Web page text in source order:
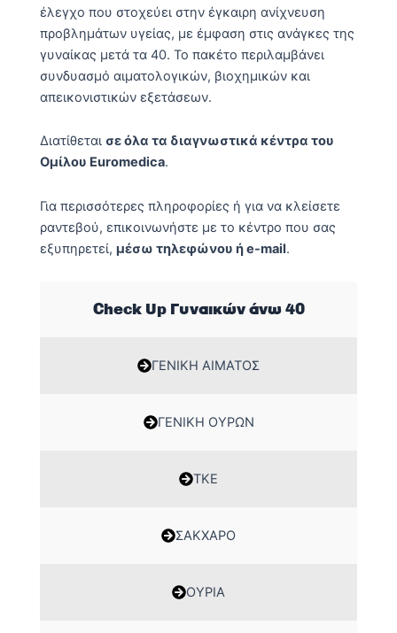
έλεγχο που στοχεύει στην έγκαιρη ανίχνευση
προβλημάτων υγείας, με έμφαση στις ανάγκες της
γυναίκας μετά τα 40. Το πακέτο περιλαμβάνει
συνδυασμό αιματολογικών, βιοχημικών και
απεικονιστικών εξετάσεων.
Διατίθεται σε όλα τα διαγνωστικά κέντρα του
Ομίλου Euromedica.
Για περισσότερες πληροφορίες ή για να κλείσετε
ραντεβού, επικοινωνήστε με το κέντρο που σας
εξυπηρετεί, μέσω τηλεφώνου ή e-mail.
Check Up Γυναικών άνω 40
ΓΕΝΙΚΗ ΑΙΜΑΤΟΣ
ΓΕΝΙΚΗ ΟΥΡΩΝ
ΤΚΕ
ΣΑΚΧΑΡΟ
ΟΥΡΙΑ